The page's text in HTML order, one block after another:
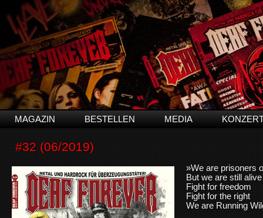
MAGAZIN BESTELLEN MEDIA
#32 (06/2019)
»We are prisoners
But we are still alive
Fight for freedom
Fight for the right
We are Running